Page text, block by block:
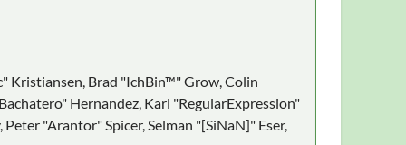
Kristiansen, Brad "IchBin™" Grow, Colin
Hernandez, Karl "RegularExpression"
"Arantor" Spicer, Selman "[SiNaN]" Eser,